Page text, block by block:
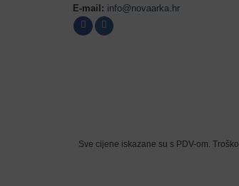
E-mail: info@novaarka.hr
Sve cijene iskazane su s PDV-om.